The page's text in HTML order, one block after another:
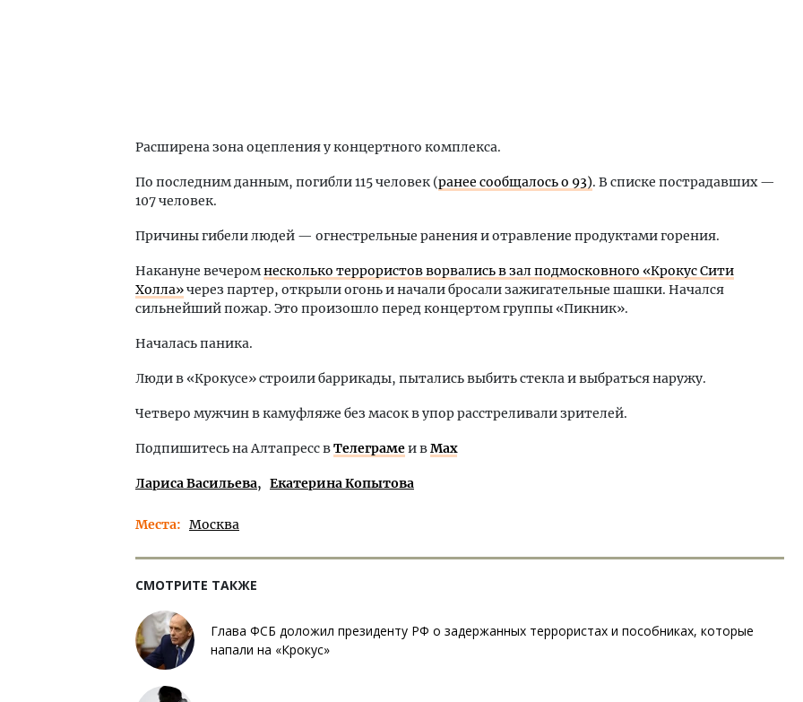
Расширена зона оцепления у концертного комплекса.
По последним данным, погибли 115 человек (ранее сообщалось о 93). В списке пострадавших —
107 человек.
Причины гибели людей — огнестрельные ранения и отравление продуктами горения.
Накануне вечеромнесколько террористов ворвались в зал подмосковного «Крокус Сити
Холла»через партер, открыли огонь и начали бросали зажигательные шашки. Начался
сильнейший пожар. Это произошло перед концертом группы «Пикник».
Началась паника.
Люди в «Крокусе» строили баррикады, пытались выбить стекла и выбраться наружу.
Четверо мужчин в камуфляже без масок в упор расстреливали зрителей.
Подпишитесь на Алтапресс вТелеграмеи вMax
Лариса Васильева Екатерина Копытова
Места Москва
СМОТРИТЕ ТАКЖЕ
Глава ФСБ доложил президенту РФ о задержанных террористах и пособниках, которые
напали на «Крокус»